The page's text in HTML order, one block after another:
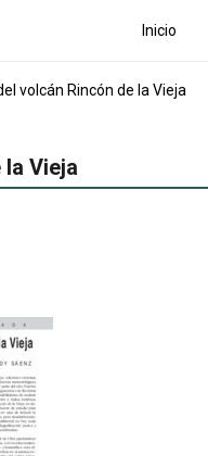
Inicio
volcán Rincón de la Vieja
Vieja